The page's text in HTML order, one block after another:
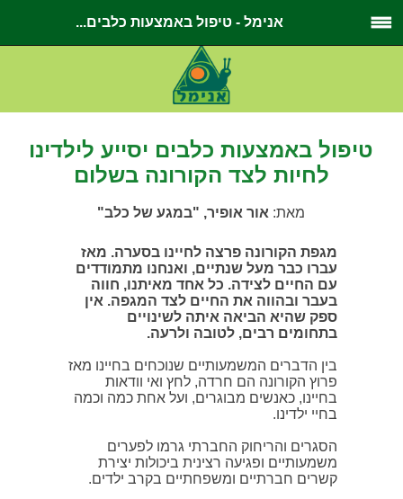
אנימל - טיפול באמצעות כלבים...
טיפול באמצעות כלבים יסייע לילדינו
לחיות לצד הקורונה בשלום
מאת: אור אופיר, "במגע של כלב"
מגפת הקורונה פרצה לחיינו בסערה. מאז
עברו כבר מעל שנתיים, ואנחנו מתמודדים
עם החיים לצידה. כל אחד מאיתנו, חווה
בעבר ובהווה את החיים לצד המגפה. אין
ספק שהיא הביאה איתה לשינויים
בתחומים רבים, לטובה ולרעה.
בין הדברים המשמעותיים שנוכחים בחיינו מאז
פרוץ הקורונה הם חרדה, לחץ ואי וודאות
בחיינו, כאנשים מבוגרים, ועל אחת כמה וכמה
בחיי ילדינו.
הסגרים והריחוק החברתי גרמו לפערים
משמעותיים ופגיעה רצינית ביכולות יצירת
קשרים חברתיים ומשפחתיים בקרב ילדים.